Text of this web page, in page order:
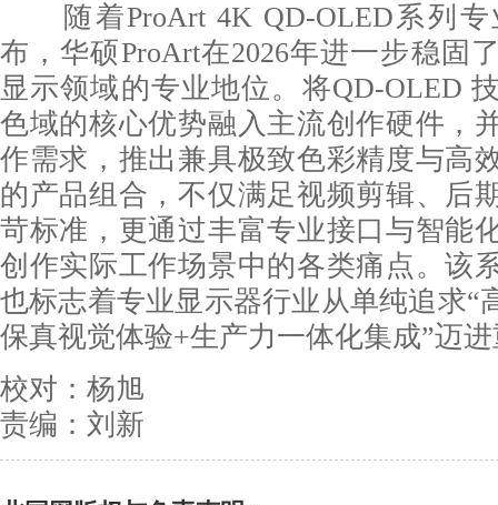
随着ProArt 4K QD-OLED系列专
布，华硕ProArt在2026年进一步稳固
显示领域的专业地位。将QD-OLED
色域的核心优势融入主流创作硬件，
作需求，推出兼具极致色彩精度与高
的产品组合，不仅满足视频剪辑、后
苛标准，更通过丰富专业接口与智能
创作实际工作场景中的各类痛点。该
也标志着专业显示器行业从单纯追求“
保真视觉体验+生产力一体化集成”迈
校对：杨旭
责编：刘新